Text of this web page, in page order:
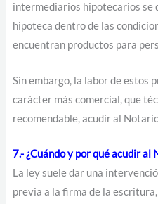
intermediarios hipotecarios se
hipoteca dentro de las
encuentran productos para
Sin embargo, la labor de estos
carácter más comercial, que
recomendable, acudir al
7.- ¿Cuándo y por qué acudir al
La ley suele dar una
previa a la firma de la